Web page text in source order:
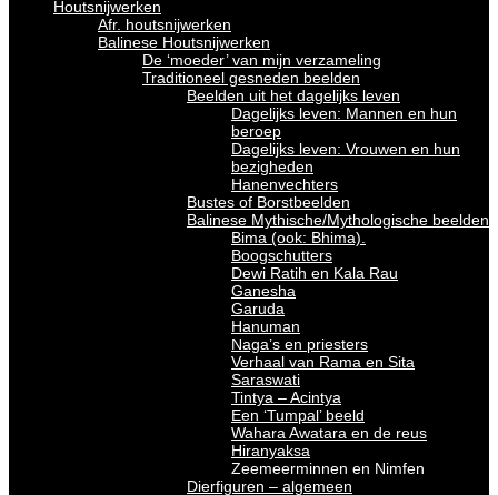
Houtsnijwerken
Afr. houtsnijwerken
Balinese Houtsnijwerken
De ‘moeder’ van mijn verzameling
Traditioneel gesneden beelden
Beelden uit het dagelijks leven
Dagelijks leven: Mannen en hun
beroep
Dagelijks leven: Vrouwen en hun
bezigheden
Hanenvechters
Bustes of Borstbeelden
Balinese Mythische/Mythologische beelden
Bima (ook: Bhima).
Boogschutters
Dewi Ratih en Kala Rau
Ganesha
Garuda
Hanuman
Naga’s en priesters
Verhaal van Rama en Sita
Saraswati
Tintya – Acintya
Een ‘Tumpal’ beeld
Wahara Awatara en de reus
Hiranyaksa
Zeemeerminnen en Nimfen
Dierfiguren – algemeen